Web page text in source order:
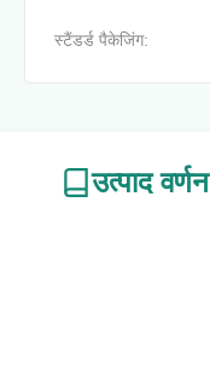
स्टैंडर्ड पैकेजिंग:
उत्पाद वर्णन